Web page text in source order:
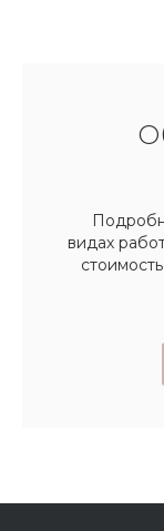
видах